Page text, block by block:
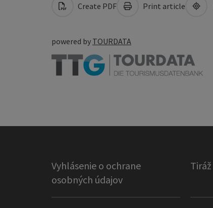
Create PDF Print article
powered by TOURDATA
Vyhlásenie o ochrane
osobných údajov
Tiráž